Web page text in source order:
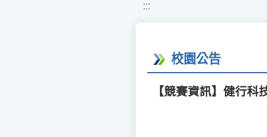
:::
校園公告
【競賽資訊】健行